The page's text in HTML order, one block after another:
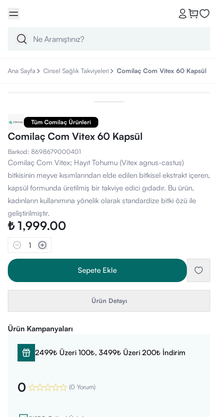
Ana Sayfa Cinsel Sağlık Takviyeleri Comilaç Com Vitex 60 Kapsül
Tüm Comilaç Ürünleri
Comilaç Com Vitex 60 Kapsül
Barkod: 8698679000401
Comilaç Com Vitex; Hayıt Tohumu (Vitex agnus-castus)
bitkisinin meyve kısımlarından elde edilen bitkisel ekstrakt içeren,
kapsül formunda üretilmiş bir takviye edici gıdadır. Bu ürün,
kadınların kullanımına yönelik olarak standardize bitki özü ile
geliştirilmiştir.
₺ 1,999.00
1
Sepete Ekle
Ürün Detayı
Ürün Kampanyaları
2499₺ Üzeri 100₺, 3499₺ Üzeri 200₺ İndirim
0 (0 Yorum)